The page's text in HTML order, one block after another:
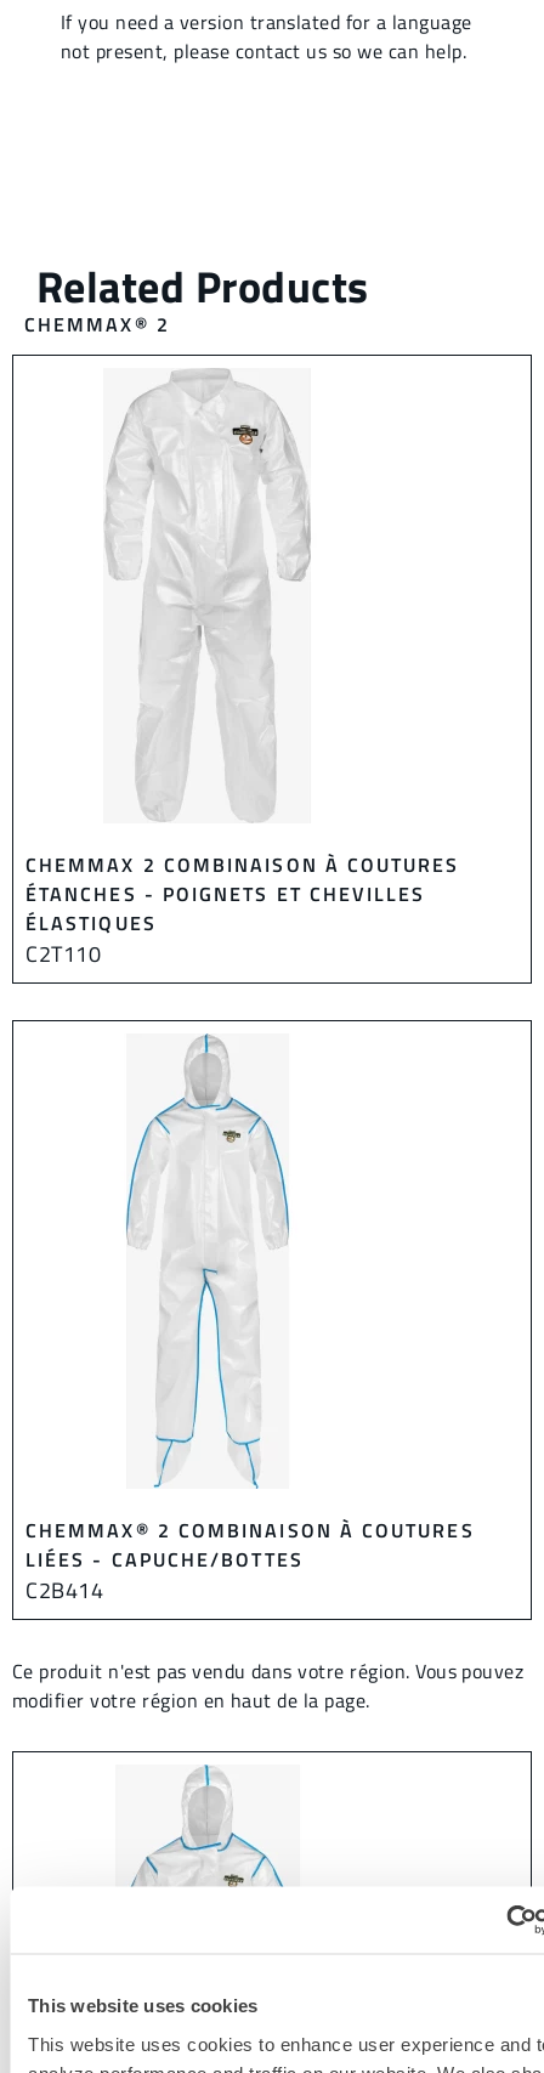
This website uses cookies
This website uses cookies to enhance user experience and
CHEMMAX® 2
CHEMMAX 2 COMBINAISON À COUTURES
ÉTANCHES - POIGNETS ET CHEVILLES
ÉLASTIQUES
C2T110
CHEMMAX® 2 COMBINAISON À COUTURES
LIÉES - CAPUCHE/BOTTES
C2B414
Ce produit n'est pas vendu dans votre région. Vous pouvez
modifier votre région en haut de la page.